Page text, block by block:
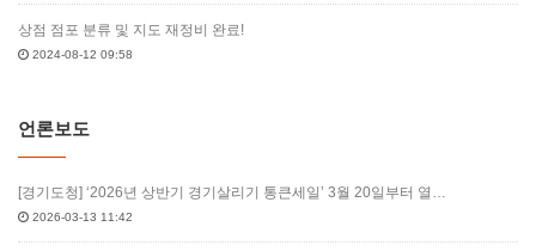
상점 점포 분류 및 지도 재정비 완료!
2024-08-12 09:58
언론보도
[경기도청] ‘2026년 상반기 경기살리기 통큰세일’ 3월 20일부터 열…
2026-03-13 11:42